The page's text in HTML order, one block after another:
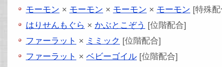
モーモン × モーモン × モーモン × モーモン [特殊
はりせんもぐら × かぶとこぞう [位階配合]
ファーラット × ミミック [位階配合]
ファーラット × ベビーゴイル [位階配合]